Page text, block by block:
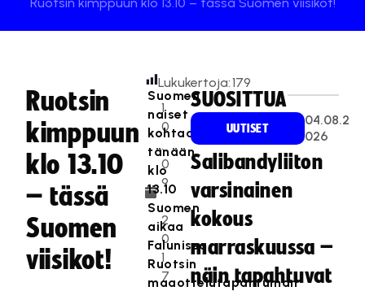
Ruotsin
kimppuun
klo 13.10
– tässä
Suomen
viisikot!
1
0
.
0
9
.
2
0
1
7
Lukukertoja:179
Suomen
naiset
kohtaavat
tänään
klo
13.10
Suomen
aikaa
Falunissa
Ruotsin
maaottelutapahtuman
SUOSITTUA
UUTISET
04.08.2
026
Salibandyliiton
varsinainen
kokous
marraskuussa –
näin tapahtuvat